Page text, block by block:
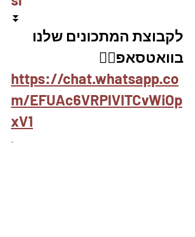
⏬
לקבוצת המתכונים שלנו
בוואטסאפ👇🏽
https://chat.whatsapp.co
m/EFUAc6VRPlVITCvWiOp
xV1
.